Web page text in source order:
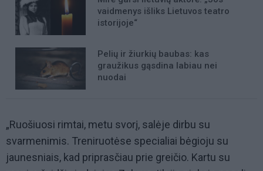
vaidmenys išliks Lietuvos teatro
istorijoje“
Pelių ir žiurkių baubas: kas
graužikus gąsdina labiau nei
nuodai
„Ruošiuosi rimtai, metu svorį, salėje dirbu su
svarmenimis. Treniruotėse specialiai bėgioju su
jaunesniais, kad priprasčiau prie greičio. Kartu su